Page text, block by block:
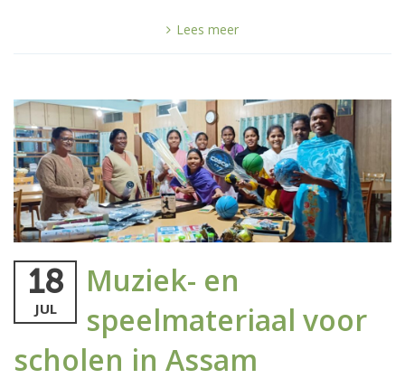
Lees meer
18
JUL
Muziek- en
speelmateriaal voor
scholen in Assam